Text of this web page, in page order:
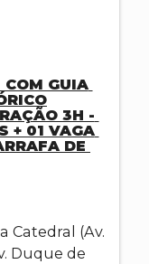
3H -
+ 01 VAGA
DE
Catedral (Av.
Duque de